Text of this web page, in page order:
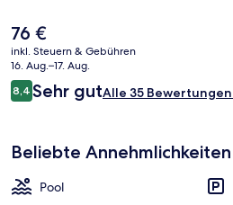
Der
aktuelle
Preis
beträgt
76 €.
76 €
inkl. Steuern & Gebühren
16. Aug.–17. Aug.
Bewertungen
8,48,4 von 10.
Sehr gutAlle 35
Beliebte Annehmlichkeiten
Pool